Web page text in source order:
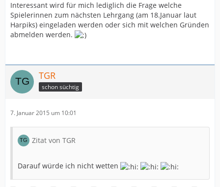
Interessant wird für mich lediglich die Frage welche
Spielerinnen zum nächsten Lehrgang (am 18.Januar laut
Harpiks) eingeladen werden oder sich mit welchen Gründen
abmelden werden.
TGR
schon süchtig
7. Januar 2015 um 10:01
Zitat von TGR
Darauf würde ich nicht wetten